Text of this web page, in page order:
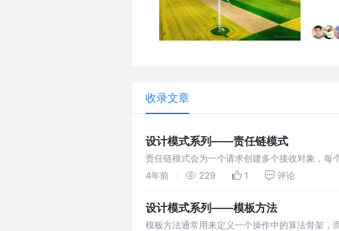
收录文章
设计模式系列——责任链模式
责任链模式会为一个请求创建多个接收对象，每
4年前
229 1 评论
设计模式系列——模板方法
模板方法通常用来定义一个操作中的算法骨架，